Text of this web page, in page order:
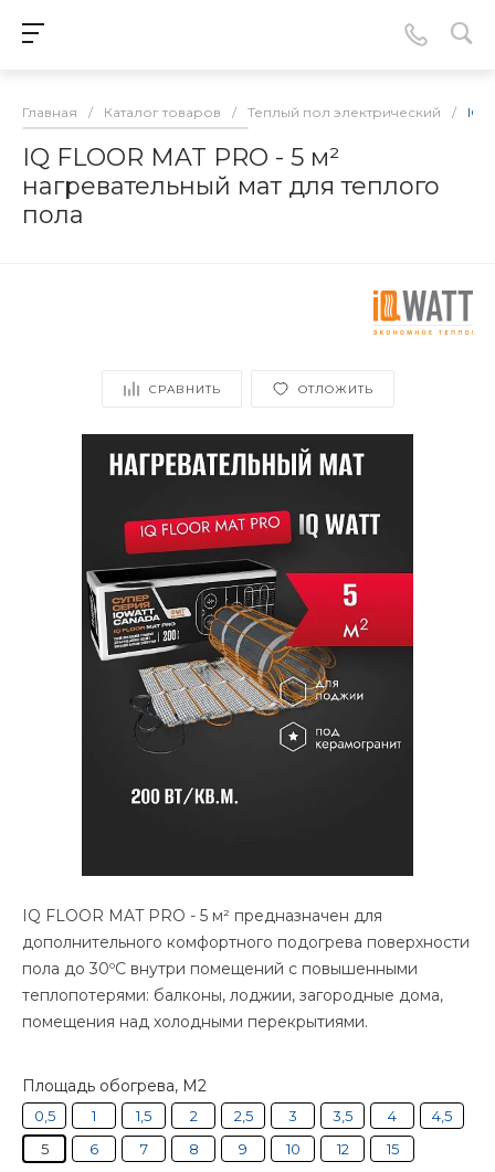
Главная / Каталог товаров / Теплый пол электрический / IQ
IQ FLOOR MAT PRO - 5 м²
нагревательный мат для теплого
пола
СРАВНИТЬ ОТЛОЖИТЬ
IQ FLOOR MAT PRO - 5 м² предназначен для
дополнительного комфортного подогрева поверхности
пола до 30ºС внутри помещений с повышенными
теплопотерями: балконы, лоджии, загородные дома,
помещения над холодными перекрытиями.
Площадь обогрева, М2
0,5 1 1,5 2 2,5 3 3,5 4
4,5
5
6 7 8 9 10 12 15